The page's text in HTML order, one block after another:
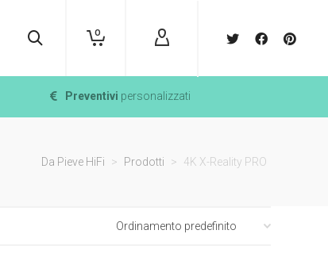
0
Preventivi personalizzati
Da Pieve HiFi > Prodotti > 4K X-Reality PRO